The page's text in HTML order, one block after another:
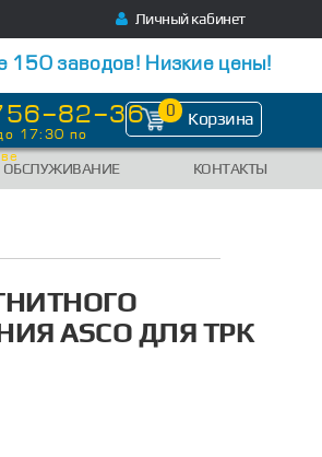
Личный кабинет
150 заводов! Низкие цены!
82-36
17:30 по
0 Корзина
ОБСЛУЖИВАНИЕ КОНТАКТЫ
ASCO ДЛЯ ТРК